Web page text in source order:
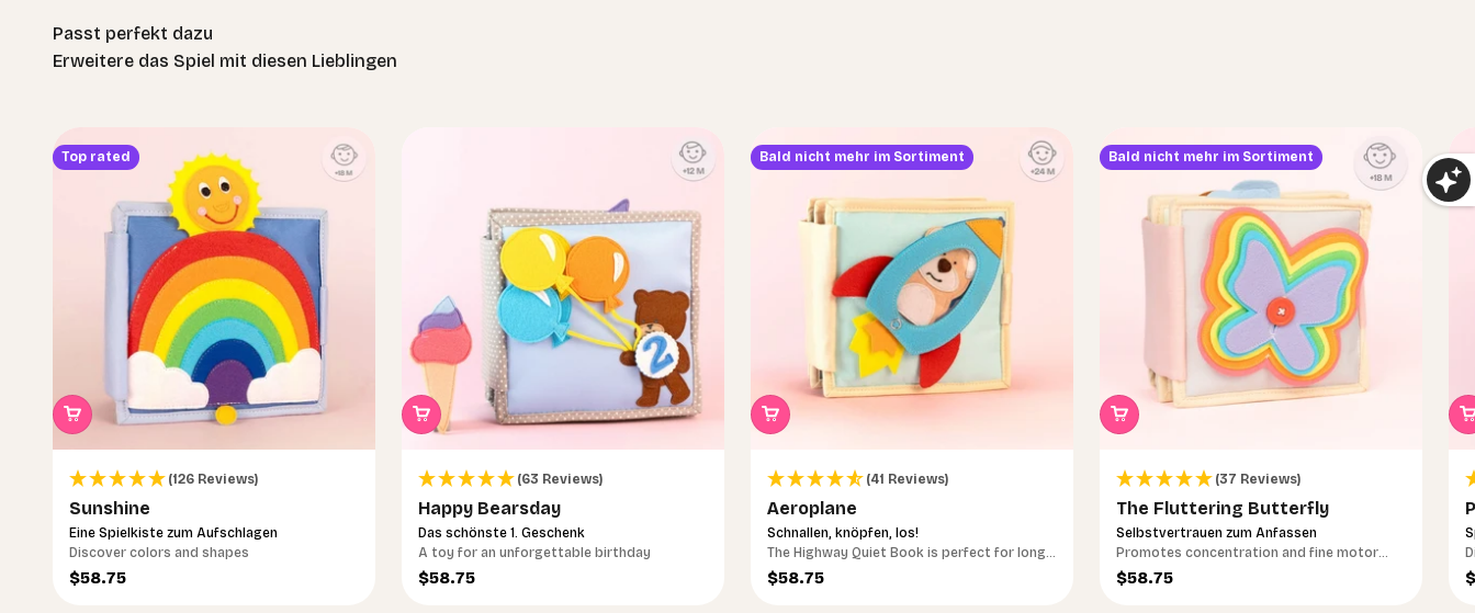
Erweitere das Spiel mit diesen Lieblingen
Top rated
(126 Reviews)
Sunshine
Eine Spielkiste zum Aufschlagen
Discover colors and shapes
Sale price
$58.75
(63 Reviews)
Happy Bearsday
Das schönste 1. Geschenk
A toy for an unforgettable birthday
Sale price
$58.75
Bald nicht mehr im Sortiment
(41 Reviews)
Aeroplane
Schnallen, knöpfen, los!
The Highway Quiet Book is perfect for long
car journeys
Sale price
$58.75
Bald nicht mehr im Sortiment
(37 Reviews)
The Fluttering Butterfly
Selbstvertrauen zum Anfassen
Promotes concentration and fine motor
skills
Sale price
$58.75